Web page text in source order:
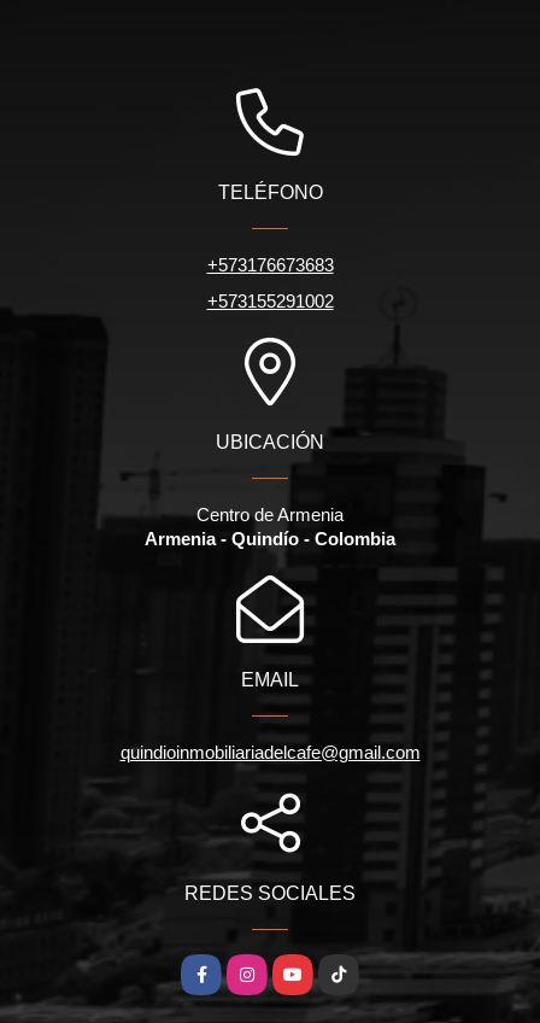
TELÉFONO
+573176673683
+573155291002
UBICACIÓN
Centro de Armenia
Armenia - Quindío - Colombia
EMAIL
quindioinmobiliariadelcafe@gmail.com
REDES SOCIALES
FacebookInstagramYouTube
TikTok